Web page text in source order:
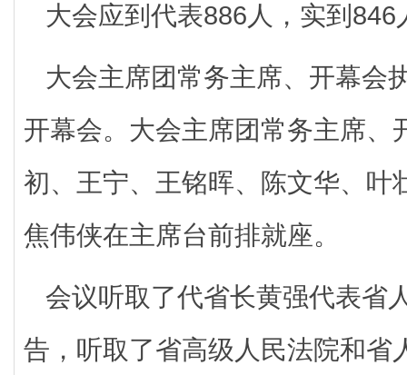
大会应到代表886人，实到
大会主席团常务主席、开幕会
开幕会。大会主席团常务主席、
初、王宁、王铭晖、陈文华、叶
焦伟侠在主席台前排就座。
会议听取了代省长黄强代表省
告，听取了省高级人民法院和省